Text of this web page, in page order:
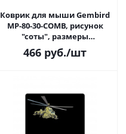
Коврик для мыши Gembird
MP-80-30-COMB, рисунок
"соты", размеры
800х300х3мм, ткань+резина
466 руб./шт